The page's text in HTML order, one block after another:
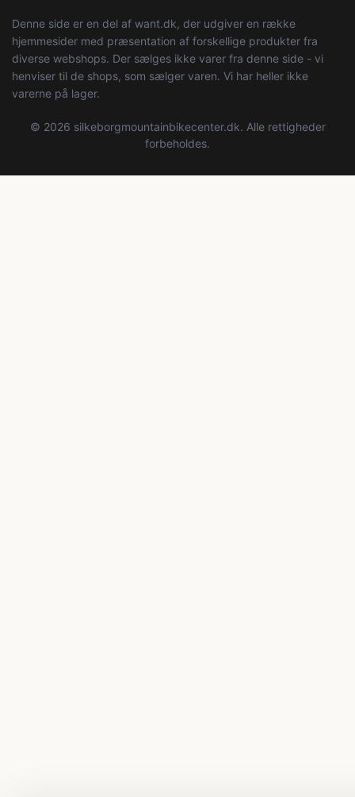
Denne side er en del af want.dk, der udgiver en række
hjemmesider med præsentation af forskellige produkter fra
diverse webshops. Der sælges ikke varer fra denne side - vi
henviser til de shops, som sælger varen. Vi har heller ikke
varerne på lager.
© 2026 silkeborgmountainbikecenter.dk. Alle rettigheder
forbeholdes.